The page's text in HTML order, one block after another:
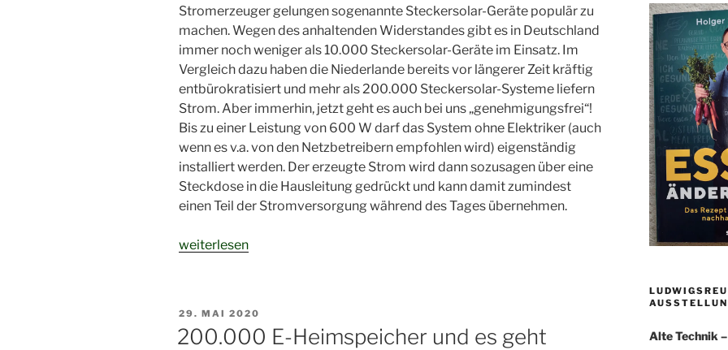
Stromerzeuger gelungen sogenannte Steckersolar-Geräte populär zu
machen. Wegen des anhaltenden Widerstandes gibt es in Deutschland
immer noch weniger als 10.000 Steckersolar-Geräte im Einsatz. Im
Vergleich dazu haben die Niederlande bereits vor längerer Zeit kräftig
entbürokratisiert und mehr als 200.000 Steckersolar-Systeme liefern
Strom. Aber immerhin, jetzt geht es auch bei uns „genehmigungsfrei“!
Bis zu einer Leistung von 600 W darf das System ohne Elektriker (auch
wenn es v.a. von den Netzbetreibern empfohlen wird) eigenständig
installiert werden. Der erzeugte Strom wird dann sozusagen über eine
Steckdose in die Hausleitung gedrückt und kann damit zumindest
einen Teil der Stromversorgung während des Tages übernehmen.
„Balkon-
Kleinvieh
macht
weiterlesen
VERÖFFENTLICHT
29. MAI 2020
200.000 E-Heimspeicher und es geht
Alte Technik